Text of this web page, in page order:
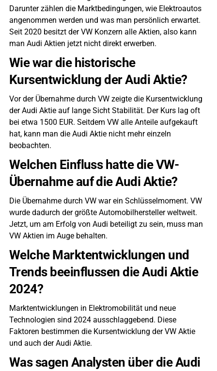
Darunter zählen die Marktbedingungen, wie Elektroautos
angenommen werden und was man persönlich erwartet.
Seit 2020 besitzt der VW Konzern alle Aktien, also kann
man Audi Aktien jetzt nicht direkt erwerben.
Wie war die historische
Kursentwicklung der Audi Aktie?
Vor der Übernahme durch VW zeigte die Kursentwicklung
der Audi Aktie auf lange Sicht Stabilität. Der Kurs lag oft
bei etwa 1500 EUR. Seitdem VW alle Anteile aufgekauft
hat, kann man die Audi Aktie nicht mehr einzeln
beobachten.
Welchen Einfluss hatte die VW-
Übernahme auf die Audi Aktie?
Die Übernahme durch VW war ein Schlüsselmoment. VW
wurde dadurch der größte Automobilhersteller weltweit.
Jetzt, um am Erfolg von Audi beteiligt zu sein, muss man
VW Aktien im Auge behalten.
Welche Marktentwicklungen und
Trends beeinflussen die Audi Aktie
2024?
Marktentwicklungen in Elektromobilität und neue
Technologien sind 2024 ausschlaggebend. Diese
Faktoren bestimmen die Kursentwicklung der VW Aktie
und auch der Audi Aktie.
Was sagen Analysten über die Audi